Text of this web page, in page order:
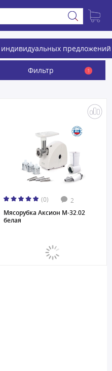
предложений
Фильтр 1
(0) 2
Мясорубка Аксион M-32.02
белая